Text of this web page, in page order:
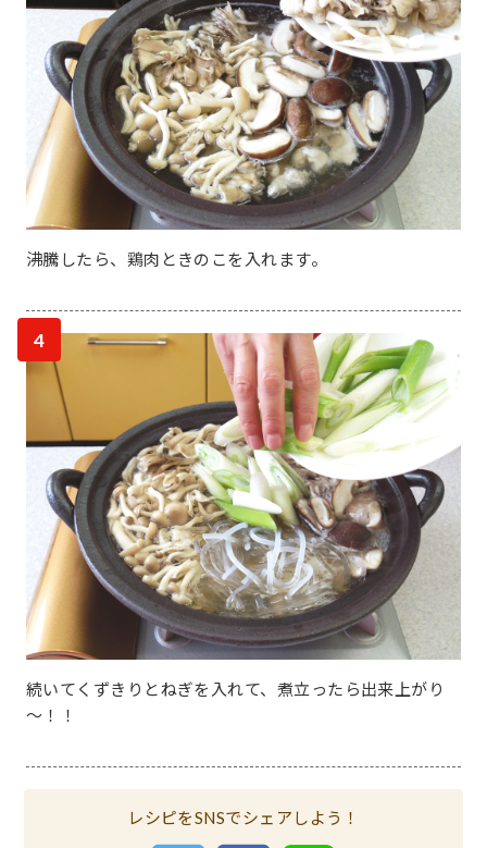
沸騰したら、鶏肉ときのこを入れます。
4
続いてくずきりとねぎを入れて、煮立ったら出来上がり
～！！
レシピをSNSでシェアしよう！